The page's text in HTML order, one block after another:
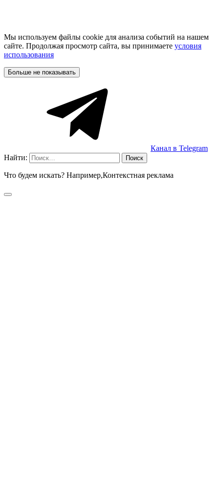
Мы используем файлы cookie для анализа событий на нашем
сайте. Продолжая просмотр сайта, вы принимаете условия
использования
Больше не показывать
Канал в Telegram
Найти:
Что будем искать? Например,Контекстная реклама